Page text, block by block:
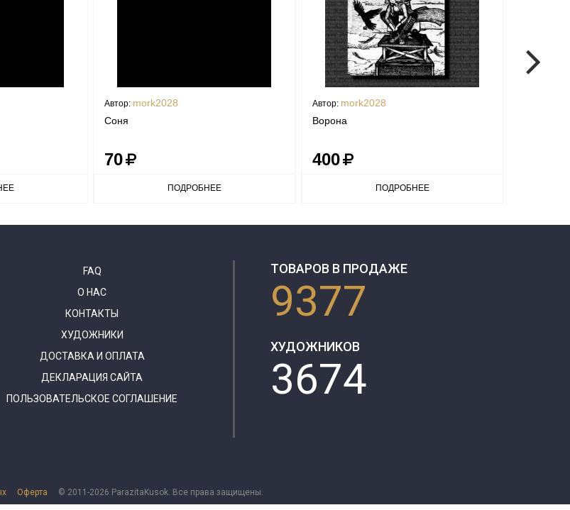
Автор: mork2028
Соня
70
ПОДРОБНЕЕ
Автор: mork2028
Ворона
400
ПОДРОБНЕЕ
FAQ
О НАС
КОНТАКТЫ
ХУДОЖНИКИ
ДОСТАВКА И ОПЛАТА
ДЕКЛАРАЦИЯ САЙТА
ПОЛЬЗОВАТЕЛЬСКОЕ СОГЛАШЕНИЕ
ТОВАРОВ В ПРОДАЖЕ
9377
ХУДОЖНИКОВ
3674
Оферта © 2011-2026 ParazitaKusok. Все права защищены.